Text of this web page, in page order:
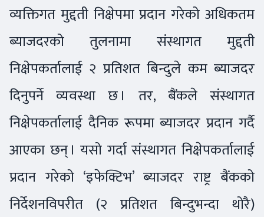
व्यक्तिगत मुद्दती निक्षेपमा प्रदान गरेको अधिकतम
ब्याजदरको तुलनामा संस्थागत मुद्दती
निक्षेपकर्तालाई २ प्रतिशत बिन्दुले कम ब्याजदर
दिनुपर्ने व्यवस्था छ । तर, बैंकले संस्थागत
निक्षेपकर्तालाई दैनिक रूपमा ब्याजदर प्रदान गर्दै
आएका छन् । यसो गर्दा संस्थागत निक्षेपकर्तालाई
प्रदान गरेको ‘इफेक्टिभ’ ब्याजदर राष्ट्र बैंकको
निर्देशनविपरीत (२ प्रतिशत बिन्दुभन्दा थोरै)